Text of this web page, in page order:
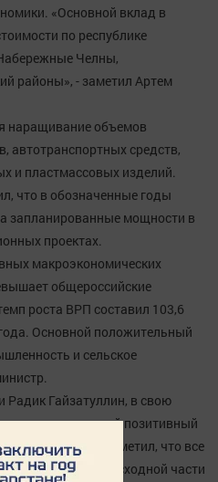
«Основной вклад в
по республике
Челны,
районы», - заметил Артем
наращивание объемов
автотранспортных средств,
и пластмассовых изделий.
что в обозначенные годы
запланированные мощности в
проектах.
макроэкономических
общероссийские
роста ВРП составил 103,6
Основной положительный
и сельское
Радик Гайзатуллин, в свою
слушаний позитивный
ведомства отметил, что все
«в плюсе», а в расходной части